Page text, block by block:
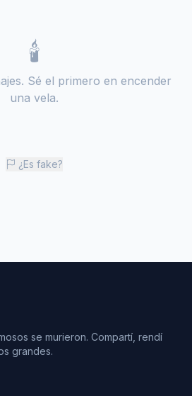
🕯️
Sé el primero en encender
una vela.
¿Es fake?
se murieron. Compartí, rendí
grandes.